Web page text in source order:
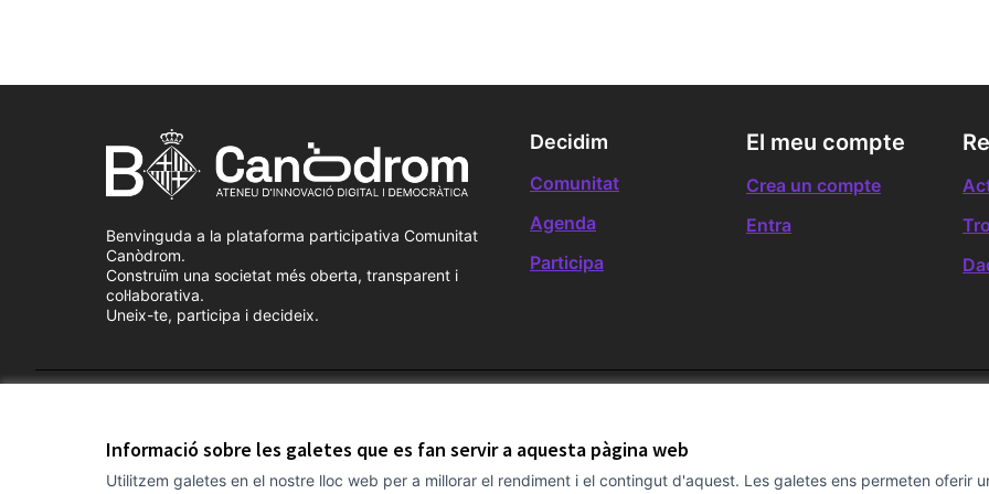
Informació sobre les galetes que es fan servir a aquesta pàgina web
Utilitzem galetes en el nostre lloc web per a millorar el rendiment i el contingut d'aquest. Les galetes ens permeten oferir
Benvinguda a la plataforma participativa Comunitat
Canòdrom.
Construïm una societat més oberta, transparent i
col·laborativa.
Uneix-te, participa i decideix.
Decidim
Comunitat
Agenda
Participa
El meu compte
Crea un compte
Entra